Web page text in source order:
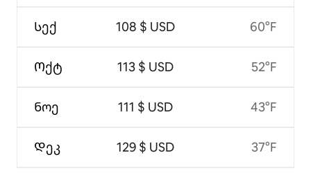
Სექ
Ოქტ
Ნოე
Დეკ
108 $ USD
113 $ USD
111 $ USD
129 $ USD
60°F
52°F
43°F
37°F